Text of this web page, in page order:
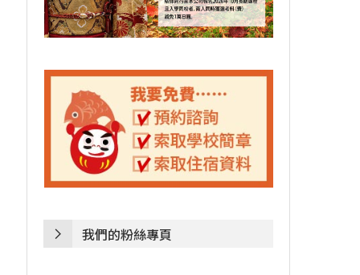
我們的粉絲專頁